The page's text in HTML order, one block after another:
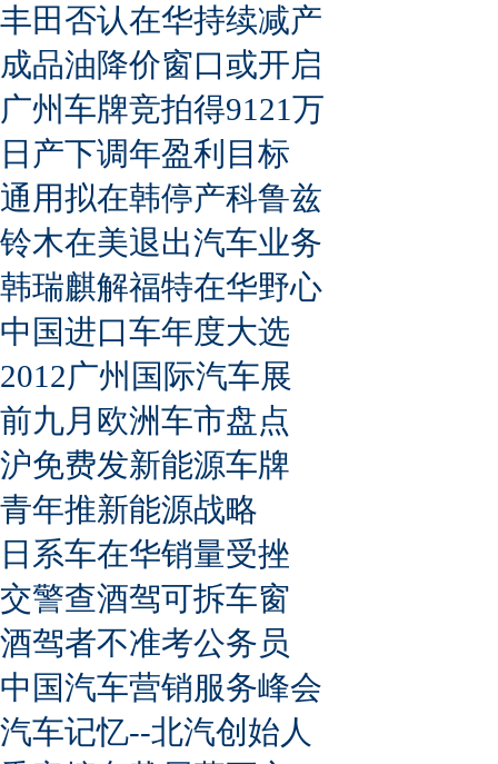
丰田否认在华持续减产
成品油降价窗口或开启
广州车牌竞拍得9121万
日产下调年盈利目标
通用拟在韩停产科鲁兹
铃木在美退出汽车业务
韩瑞麒解福特在华野心
中国进口车年度大选
2012广州国际汽车展
前九月欧洲车市盘点
沪免费发新能源车牌
青年推新能源战略
日系车在华销量受挫
交警查酒驾可拆车窗
酒驾者不准考公务员
中国汽车营销服务峰会
汽车记忆--北汽创始人